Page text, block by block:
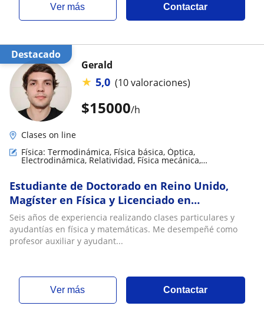
ver más Contactar
Destacado
$15000/h
Gerald
★ 5,0 (10 valoraciones)
Clases on line
Física: Termodinámica, Física básica, Óptica,
Electrodinámica, Relatividad, Física mecánica,
Estudiante de Doctorado en Reino Unido,
Magíster en Física y Licenciado en
Astronomía de la Universidad de Chile realiza
clases particulares de Física y Matemática
para enseñanza básica, media y universitaria
Seis años de experiencia realizando clases particulares y
ayudantías en física y matemáticas. Me desempeñé como
profesor auxiliar y ayudant...
ver más Contactar